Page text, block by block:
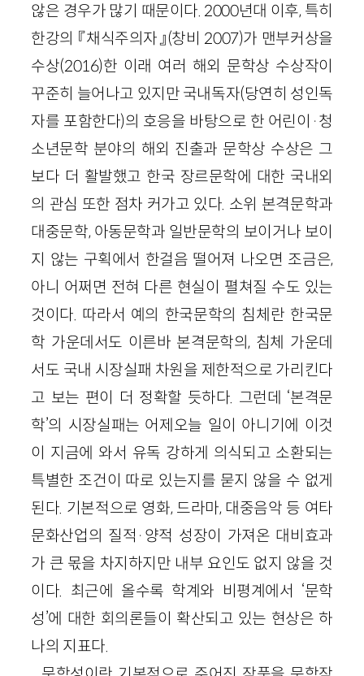
않은 경우가 많기 때문이다. 2000년대 이후, 특히
한강의 『채식주의자』(창비 2007)가 맨부커상을
수상(2016)한 이래 여러 해외 문학상 수상작이
꾸준히 늘어나고 있지만 국내독자(당연히 성인독
자를 포함한다)의 호응을 바탕으로 한 어린이·청
소년문학 분야의 해외 진출과 문학상 수상은 그
보다 더 활발했고 한국 장르문학에 대한 국내외
의 관심 또한 점차 커가고 있다. 소위 본격문학과
대중문학, 아동문학과 일반문학의 보이거나 보이
지 않는 구획에서 한걸음 떨어져 나오면 조금은,
아니 어쩌면 전혀 다른 현실이 펼쳐질 수도 있는
것이다. 따라서 예의 한국문학의 침체란 한국문
학 가운데서도 이른바 본격문학의, 침체 가운데
서도 국내 시장실패 차원을 제한적으로 가리킨다
고 보는 편이 더 정확할 듯하다. 그런데 ‘본격문
학’의 시장실패는 어제오늘 일이 아니기에 이것
이 지금에 와서 유독 강하게 의식되고 소환되는
특별한 조건이 따로 있는지를 묻지 않을 수 없게
된다. 기본적으로 영화, 드라마, 대중음악 등 여타
문화산업의 질적·양적 성장이 가져온 대비효과
가 큰 몫을 차지하지만 내부 요인도 없지 않을 것
이다. 최근에 올수록 학계와 비평계에서 ‘문학
성’에 대한 회의론들이 확산되고 있는 현상은 하
나의 지표다.